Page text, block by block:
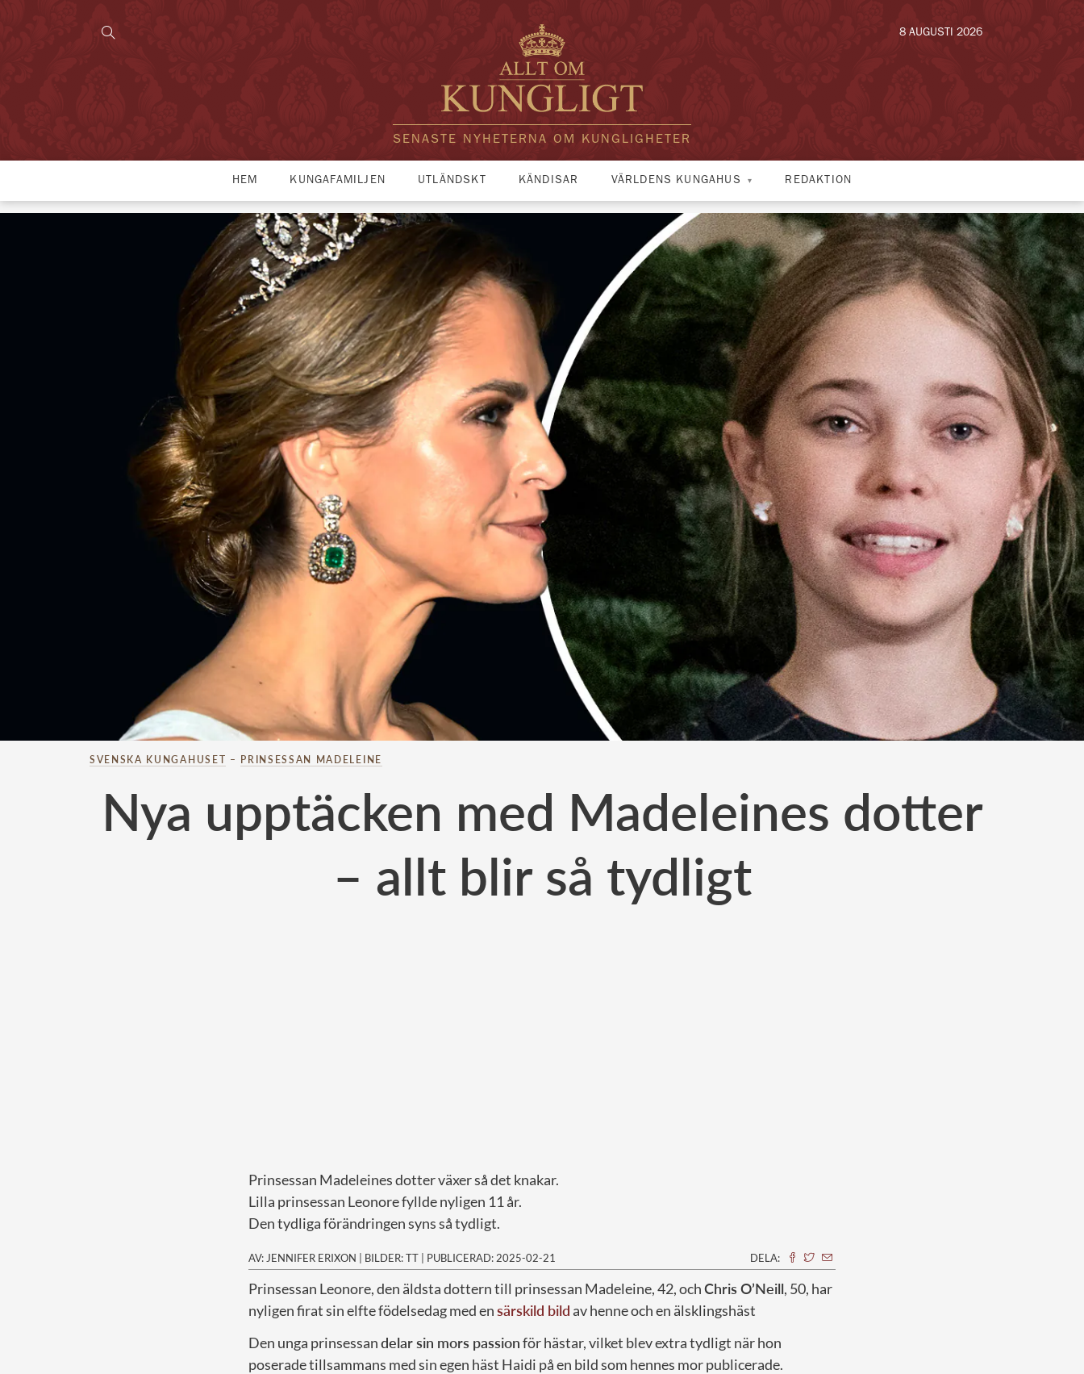
SENASTE NYHETERNA OM KUNGLIGHETER
8 AUGUSTI 2026
HEM KUNGAFAMILJEN UTLÄNDSKT KÄNDISAR VÄRLDENS KUNGAHUS REDAKTION
SVENSKA KUNGAHUSET – PRINSESSAN MADELEINE
Nya upptäcken med Madeleines dotter
– allt blir så tydligt
Prinsessan Madeleines dotter växer så det knakar.
Lilla prinsessan Leonore fyllde nyligen 11 år.
Den tydliga förändringen syns så tydligt.
AV: JENNIFER ERIXON | BILDER: TT | PUBLICERAD: 2025-02-21 DELA:
Prinsessan Leonore, den äldsta dottern till prinsessan Madeleine, 42, ochChris O’Neill, 50, har
nyligen firat sin elfte födelsedag med ensärskild bild av henne och en älsklingshäst
Den unga prinsessandelar sin mors passionför hästar, vilket blev extra tydligt när hon
poserade tillsammans med sin egen häst Haidi på en bild som hennes mor publicerade.